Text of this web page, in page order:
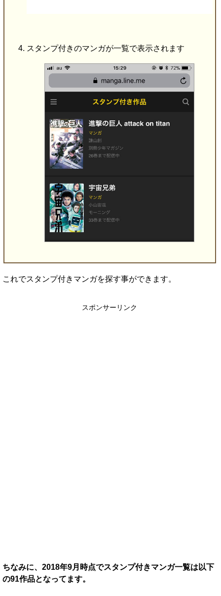
スタンプ付きのマンガが一覧で表示されます
これでスタンプ付きマンガを探す事ができます。
スポンサーリンク
ちなみに、2018年9月時点でスタンプ付きマンガ一覧は以下
の91作品となってます。